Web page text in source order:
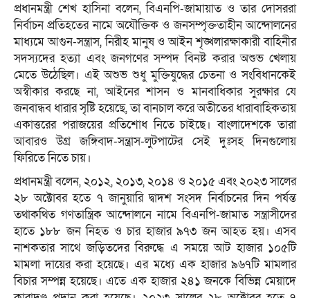
প্রধানমন্ত্রী শেখ হাসিনা বলেন, বিএনপি-জামায়াত ও তার দোসররা
নির্বাচন প্রতিহতের নামে অযৌক্তিক ও জনসম্পৃক্ততাহীন আন্দোলনের
মাধ্যমে আগুন-সন্ত্রাস, নিরীহ মানুষ ও আইন শৃঙ্খলারক্ষাকারী বাহিনীর
সদস্যদের হত্যা এবং জনগণের সম্পদ বিনষ্ট করার অশুভ খেলায়
মেতে উঠেছিল। এই অশুভ শুধু মুক্তিযুদ্ধের চেতনা ও সংবিধানকেই
অস্বীকার করছে না, আইনের শাসন ও মানবাধিকার সুরক্ষার যে
জনবান্ধব ধারার সৃষ্টি হয়েছে, তা বানচাল করে অতীতের ধারাবাহিকতায়
একাত্তরের পরাজয়ের প্রতিশোধ নিতে চাইছে। বাংলাদেশকে তারা
আবারও উগ্র জঙ্গিবাদ-সন্ত্রাস-লুটপাটের সেই দুঃসহ দিনগুলোয়
ফিরিতে নিতে চায়।
প্রধানমন্ত্রী বলেন, ২০১২, ২০১৩, ২০১৪ ও ২০১৫ এবং ২০২৩ সালের
২৮ অক্টোবর হতে ৭ জানুয়ারি দ্বাদশ সংসদ নির্বাচনের দিন পর্যন্ত
তথাকথিত গণতান্ত্রিক আন্দোলনে নামে বিএনপি-জামাত সন্ত্রাসীদের
হাতে ১৮৮ জন নিহত ও চার হাজার ৯৭৩ জন আহত হয়। এসব
নাশকতার সাথে জড়িতদের বিরুদ্ধে এ সময়ে আট হাজার ১০৫টি
মামলা দায়ের করা হয়েছে। এর মধ্যে এক হাজার ৯৬৭টি মামলার
বিচার সম্পন্ন হয়েছে। এতে এক হাজার ২৪১ জনকে বিভিন্ন মেয়াদে